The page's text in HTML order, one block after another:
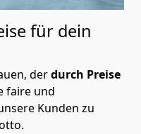
für dein
derdurch Preise
faire und
Kunden zu